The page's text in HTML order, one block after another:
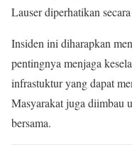
Lauser diperhatikan
Insiden ini diharapkan
pentingnya menjaga
infrastuktur yang dapat
Masyarakat juga diimbau
bersama.